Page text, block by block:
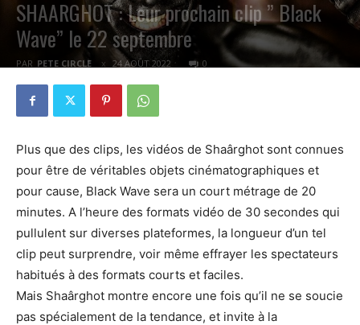
SHAARGHOT : Leur prochain clip ” Black
Wave” le 22 septembre
PAR PETE CIRCLE 24 AOÛT 2022 0
Plus que des clips, les vidéos de Shaârghot sont connues
pour être de véritables objets cinématographiques et
pour cause, Black Wave sera un court métrage de 20
minutes. A l’heure des formats vidéo de 30 secondes qui
pullulent sur diverses plateformes, la longueur d’un tel
clip peut surprendre, voir même effrayer les spectateurs
habitués à des formats courts et faciles.
Mais Shaârghot montre encore une fois qu’il ne se soucie
pas spécialement de la tendance, et invite à la